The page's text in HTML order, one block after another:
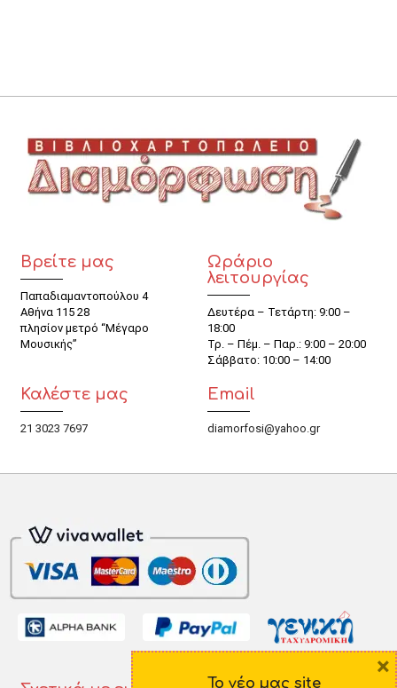
Βρείτε μας
Παπαδιαμαντοπούλου 4
Αθήνα 115 28
πλησίον μετρό “Μέγαρο
Μουσικής”
Ωράριο
λειτουργίας
Δευτέρα – Τετάρτη: 9:00 –
18:00
Τρ. – Πέμ. – Παρ.: 9:00 – 20:00
Σάββατο: 10:00 – 14:00
Καλέστε μας
21 3023 7697
Email
diamorfosi@yahoo.gr
Το νέο μας site
×